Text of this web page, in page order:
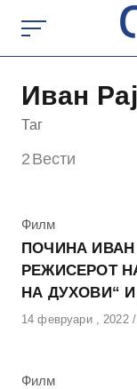
content
Иван
Таг
2 Вести
КАтегорија
Филм
ПОЧИНА ИВАН
РЕЖИСЕРОТ
НА ДУХОВИ“
Објавено
14 февруари , 2022
КАтегорија
Филм